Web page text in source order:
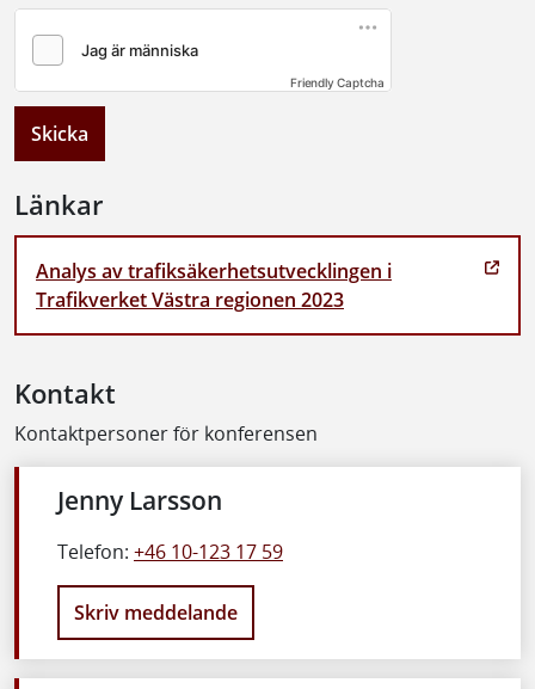
Friendly Captcha
Skicka
Länkar
Analys av trafiksäkerhetsutvecklingen i
Trafikverket Västra regionen 2023
Kontakt
Kontaktpersoner för konferensen
Jenny Larsson
Telefon: +46 10-123 17 59
Skriv meddelande